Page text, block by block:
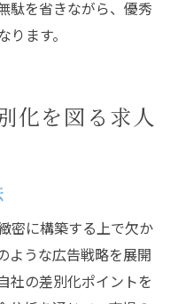
駄を省きながら、優秀
ます。
化を図る求人
密に構築する上で欠か
ような広告戦略を展開
社の差別化ポイントを